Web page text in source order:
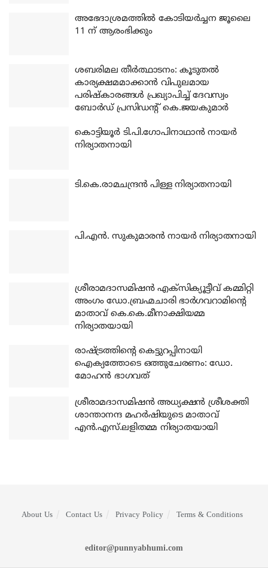
അഭേദാശ്രമത്തില്‍ കോടിയര്‍ച്ചന ജൂലൈ
11 ന് ആരംഭിക്കും
ശബരിമല തീര്‍ത്ഥാടനം: കൂടുതല്‍
കാര്യക്ഷമമാക്കാന്‍ വിപുലമായ
പരിഷ്‌കാരങ്ങള്‍ പ്രഖ്യാപിച്ച് ദേവസ്വം
ബോര്‍ഡ് പ്രസിഡന്റ് കെ.ജയകുമാര്‍
കൊട്ടിയൂര്‍ ടി.പി.ഗോപിനാഥാന്‍ നായര്‍
നിര്യാതനായി
ടി.കെ.രാമചന്ദ്രന്‍ പിള്ള നിര്യാതനായി
പി.എന്‍. സുകുമാരന്‍ നായര്‍ നിര്യാതനായി
ശ്രീരാമദാസമിഷന്‍ എക്‌സിക്യൂട്ടീവ് കമ്മിറ്റി
അംഗം ഡോ.ബ്രഹ്മചാരി ഭാര്‍ഗവറാമിന്റെ
മാതാവ് കെ.കെ.മീനാക്ഷിയമ്മ
നിര്യാതയായി
രാഷ്ട്രത്തിന്റെ കെട്ടുറപ്പിനായി
ഐക്യത്തോടെ ഒത്തുചേരണം: ഡോ.
മോഹന്‍ ഭാഗവത്
ശ്രീരാമദാസമിഷന്‍ അധ്യക്ഷന്‍ ശ്രീശക്തി
ശാന്താനന്ദ മഹര്‍ഷിയുടെ മാതാവ്
എന്‍.എസ്.ലളിതമ്മ നിര്യാതയായി
About Us Contact Us Privacy Policy Terms & Conditions
editor@punnyabhumi.com